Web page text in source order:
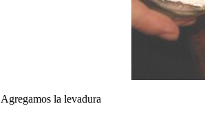
Agregamos la levadura